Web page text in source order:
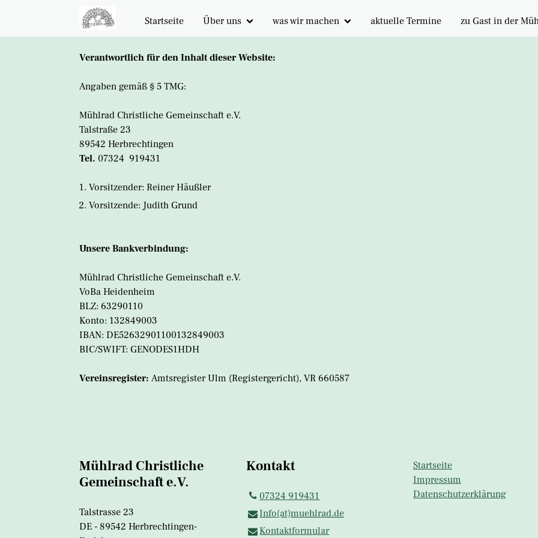
Startseite Über uns was wir machen aktuelle Termine zu Gast in der
Verantwortlich für den Inhalt dieser Website:
Angaben gemäß § 5 TMG:
Mühlrad Christliche Gemeinschaft e.V.
Talstraße 23
89542 Herbrechtingen
Tel. 07324 919431
Vorsitzender: Reiner Häußler
Vorsitzende: Judith Grund
Unsere Bankverbindung:
Mühlrad Christliche Gemeinschaft e.V.
VoBa Heidenheim
BLZ: 63290110
Konto: 132849003
IBAN: DE52632901100132849003
BIC/SWIFT: GENODES1HDH
Vereinsregister: Amtsregister Ulm (Registergericht), VR 660587
Mühlrad Christliche
Gemeinschaft e.V.
Talstrasse 23
DE - 89542 Herbrechtingen-
Kontakt
07324 919431
Info(at)muehlrad.​de
Kontaktformular
Startseite
Impressum
Datenschutzerklärung